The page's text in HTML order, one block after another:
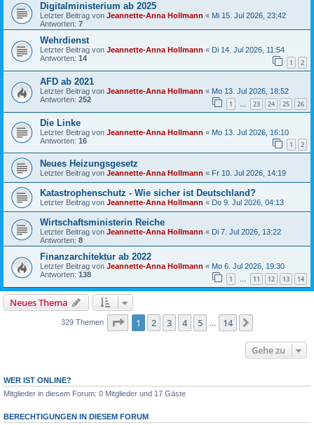
Digitalministerium ab 2025
Letzter Beitrag von Jeannette-Anna Hollmann « Mi 15. Jul 2026, 23:42
Antworten: 7
Wehrdienst
Letzter Beitrag von Jeannette-Anna Hollmann « Di 14. Jul 2026, 11:54
Antworten: 14 1 2
AFD ab 2021
Letzter Beitrag von Jeannette-Anna Hollmann « Mo 13. Jul 2026, 18:52
Antworten: 252 1 … 23 24 25 26
Die Linke
Letzter Beitrag von Jeannette-Anna Hollmann « Mo 13. Jul 2026, 16:10
Antworten: 16 1 2
Neues Heizungsgesetz
Letzter Beitrag von Jeannette-Anna Hollmann « Fr 10. Jul 2026, 14:19
Katastrophenschutz - Wie sicher ist Deutschland?
Letzter Beitrag von Jeannette-Anna Hollmann « Do 9. Jul 2026, 04:13
Wirtschaftsministerin Reiche
Letzter Beitrag von Jeannette-Anna Hollmann « Di 7. Jul 2026, 13:22
Antworten: 8
Finanzarchitektur ab 2022
Letzter Beitrag von Jeannette-Anna Hollmann « Mo 6. Jul 2026, 19:30
Antworten: 138 1 … 11 12 13 14
Neues Thema
329 Themen Seite 1von 14
1 2 3 4 5 14
Gehe zu
WER IST ONLINE?
Mitglieder in diesem Forum: 0 Mitglieder und 17 Gäste
BERECHTIGUNGEN IN DIESEM FORUM